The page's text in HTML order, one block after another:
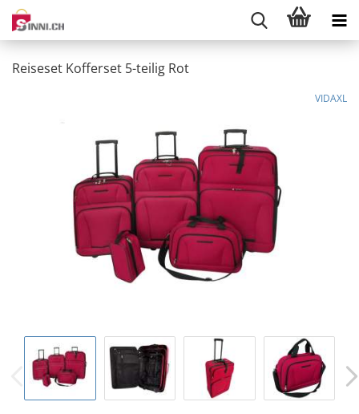
Reiseset Kofferset 5-teilig Rot
VIDAXL